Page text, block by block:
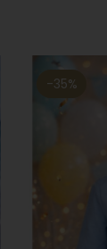
-35%